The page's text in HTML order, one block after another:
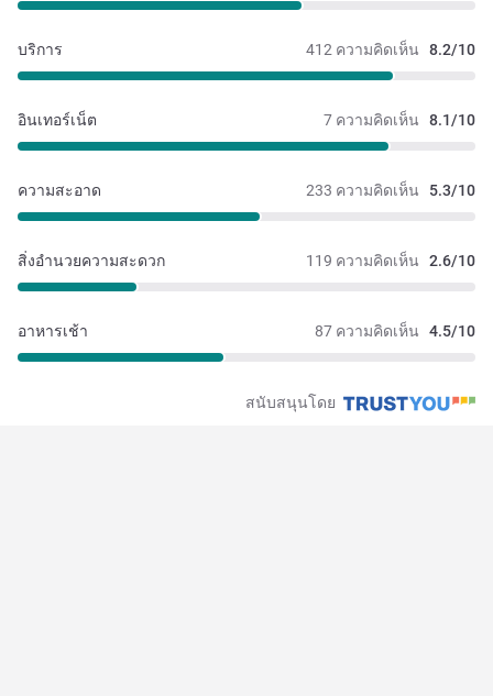
412 ความคิดเห็น 8.2/10
บริการ
7 ความคิดเห็น 8.1/10
อินเทอร์เน็ต
233 ความคิดเห็น 5.3/10
ความสะอาด
119 ความคิดเห็น 2.6/10
สิ่งอำนวยความสะดวก
87 ความคิดเห็น 4.5/10
อาหารเช้า
สนับสนุนโดย